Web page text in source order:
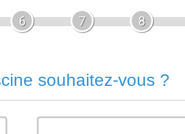
6 7 8
souhaitez-vous ?